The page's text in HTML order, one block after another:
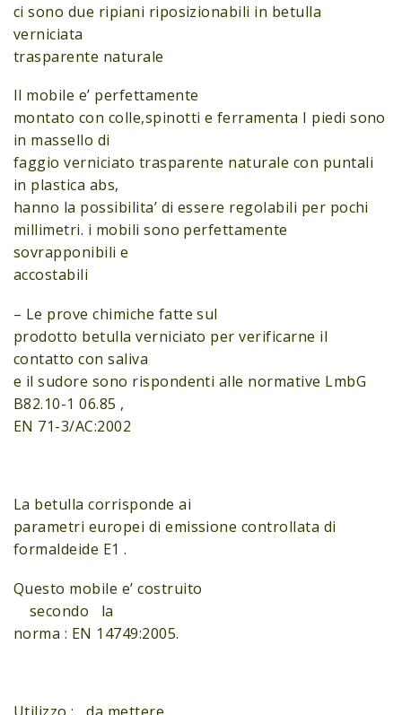
ci sono due ripiani riposizionabili in betulla
verniciata
trasparente naturale
Il mobile e’ perfettamente
montato con colle,spinotti e ferramenta I piedi sono
in massello di
faggio verniciato trasparente naturale con puntali
in plastica abs,
hanno la possibilita’ di essere regolabili per pochi
millimetri. i mobili sono perfettamente
sovrapponibili e
accostabili
– Le prove chimiche fatte sul
prodotto betulla verniciato per verificarne il
contatto con saliva
e il sudore sono rispondenti alle normative LmbG
B82.10-1 06.85 ,
EN 71-3/AC:2002
La betulla corrisponde ai
parametri europei di emissione controllata di
formaldeide E1 .
Questo mobile e’ costruito
secondo la
norma : EN 14749:2005.